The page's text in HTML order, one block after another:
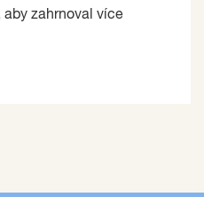
aby zahrnoval více